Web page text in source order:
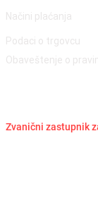
Načini plaćanja
Podaci o trgovcu
Obaveštenje o
Zvanični zastupnik